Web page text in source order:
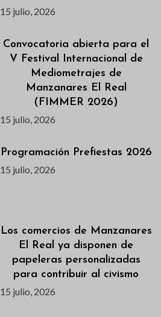
15 julio, 2026
Convocatoria abierta para el
V Festival Internacional de
Mediometrajes de
Manzanares El Real
(FIMMER 2026)
15 julio, 2026
Programación Prefiestas 2026
15 julio, 2026
Los comercios de Manzanares
El Real ya disponen de
papeleras personalizadas
para contribuir al civismo
15 julio, 2026